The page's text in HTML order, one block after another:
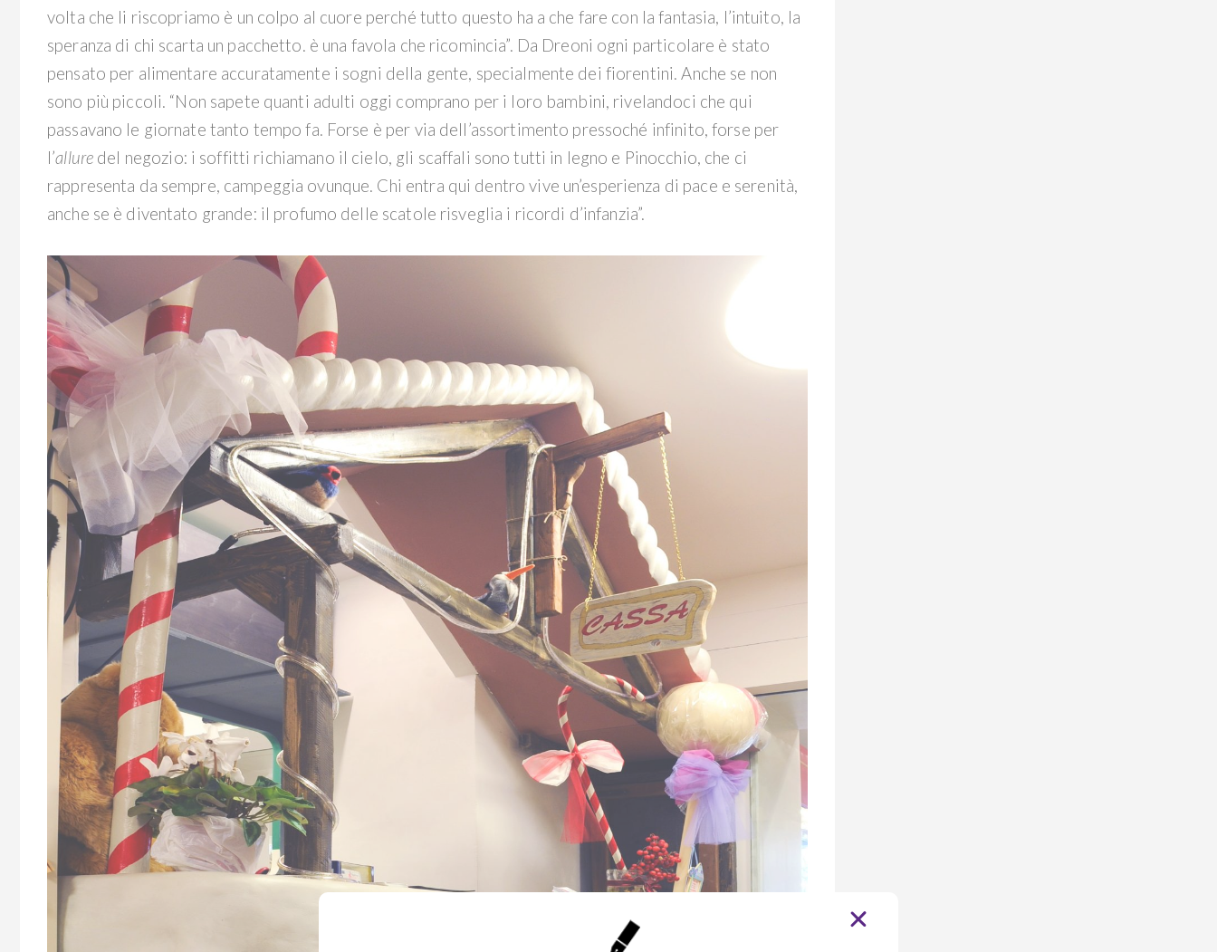
volta che li riscopriamo è un colpo al cuore perché tutto questo ha a che fare con la fantasia, l’intuito, la
speranza di chi scarta un pacchetto. è una favola che ricomincia”. Da Dreoni ogni particolare è stato
pensato per alimentare accuratamente i sogni della gente, specialmente dei fiorentini. Anche se non
sono più piccoli. “Non sapete quanti adulti oggi comprano per i loro bambini, rivelandoci che qui
passavano le giornate tanto tempo fa. Forse è per via dell’assortimento pressoché infinito, forse per
l’allure del negozio: i soffitti richiamano il cielo, gli scaffali sono tutti in legno e Pinocchio, che ci
rappresenta da sempre, campeggia ovunque. Chi entra qui dentro vive un’esperienza di pace e serenità,
anche se è diventato grande: il profumo delle scatole risveglia i ricordi d’infanzia”.